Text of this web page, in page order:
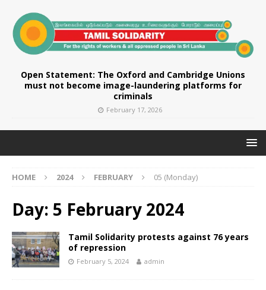
Open Statement: The Oxford and Cambridge Unions
must not become image-laundering platforms for
criminals
February 17, 2026
HOME 2024 FEBRUARY 05 (Monday)
Day: 5 February 2024
Tamil Solidarity protests against 76 years
of repression
February 5, 2024 admin